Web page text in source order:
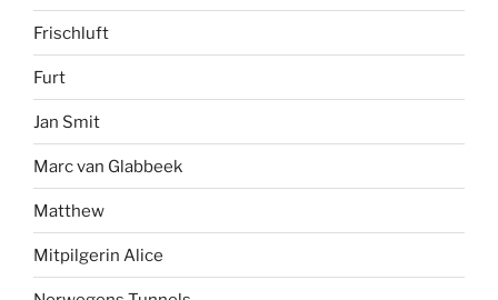
Frischluft
Furt
Jan Smit
Marc van Glabbeek
Matthew
Mitpilgerin Alice